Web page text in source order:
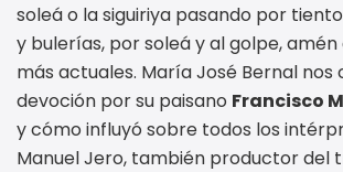
soleá o la siguiriya pasando por
y bulerías, por soleá y al golpe,
más actuales. María José Bernal nos
devoción por su paisano Francisco
y cómo influyó sobre todos los
Manuel Jero, también productor del